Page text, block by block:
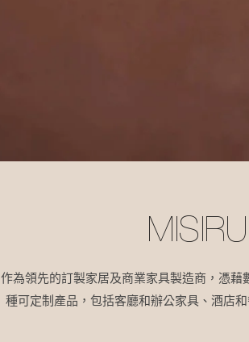
作為領先的訂製家居及商業家具製造商，憑藉
種可定制產品，包括客廳和辦公家具、酒店